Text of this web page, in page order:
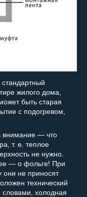
жилого дома,
быть старая
с подогревом,
— что
т. е. теплое
не нужно.
— о фольге! При
они не приносят
технический
словами, холодная